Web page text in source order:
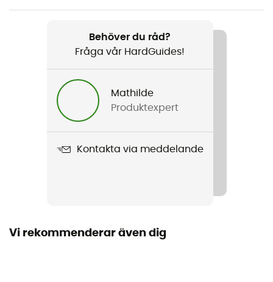
Regntäthet
Behöver du råd?
Fråga vår HardGuides!
Mathilde
Produktexpert
Kontakta via meddelande
Vi rekommenderar även dig